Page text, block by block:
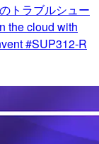
トラブルシュー
the cloud with
#SUP312-R